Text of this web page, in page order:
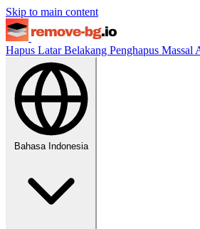
Skip to main content
Hapus Latar Belakang Penghapus Massal
Bahasa Indonesia